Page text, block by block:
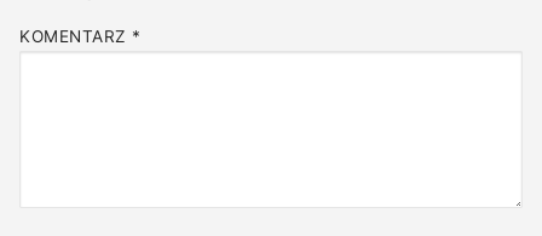
KOMENTARZ *